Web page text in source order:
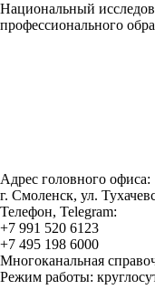
Национальный
профессионального
Адрес головного офиса:
г. Смоленск, ул.
Телефон, Telegram:
+7 991 520 6123
+7 495 198 6000
Многоканальная
Режим работы: